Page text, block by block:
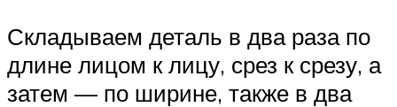
Складываем деталь в два раза по
длине лицом к лицу, срез к срезу, а
затем — по ширине, также в два